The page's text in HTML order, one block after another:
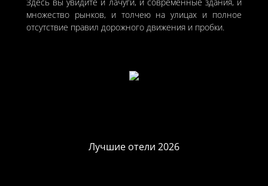
множество рынков, и толчею на улицах и полное
отсутствие правил дорожного движения и пробки.
Лучшие отели 2026